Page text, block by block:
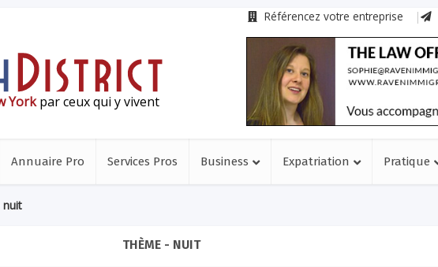
Référencez votre entreprise
Yorkpar ceux qui y vivent
Annuaire Pro Services Pros Business Expatriation Pratique
nuit
THÈME - NUIT